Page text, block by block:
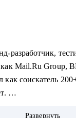
разработчик,
как Mail.Ru Group,
соискатель
Развернуть